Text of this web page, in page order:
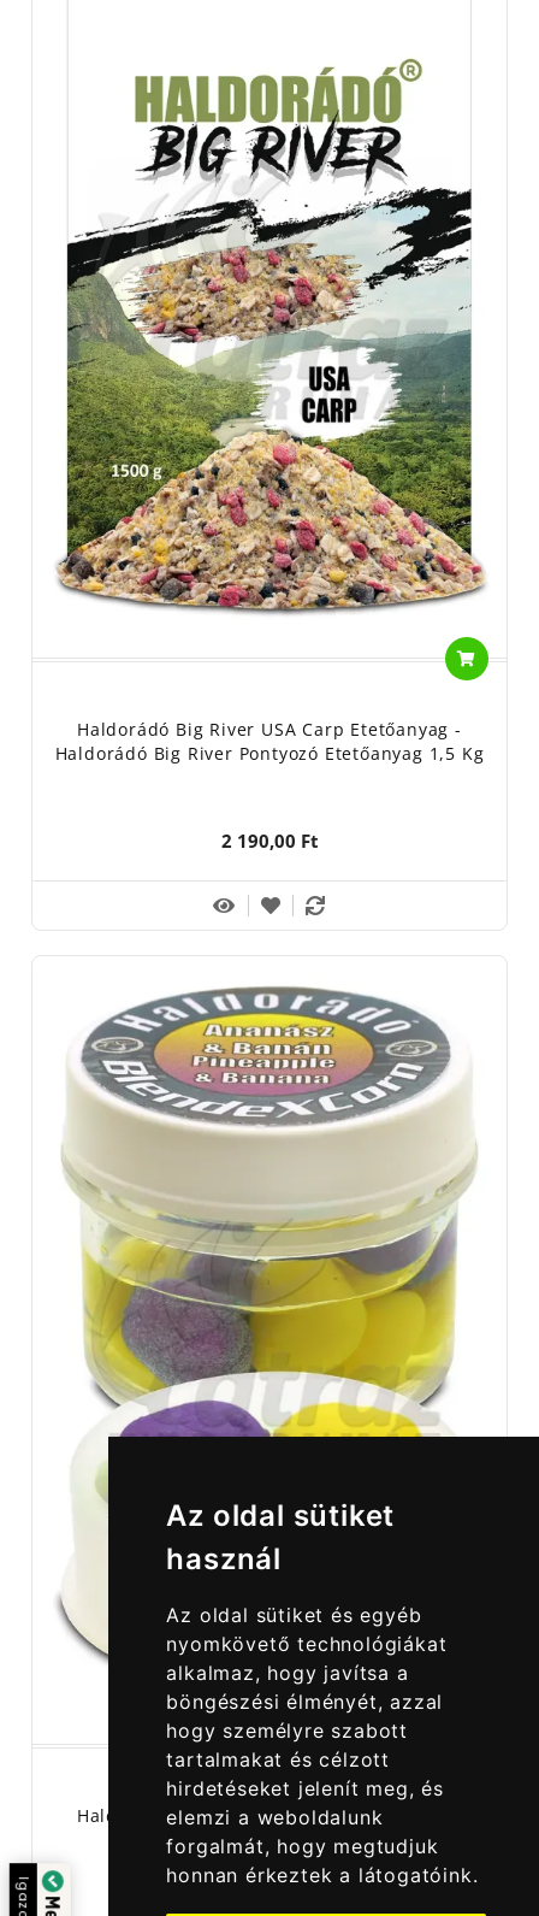
Az oldal sütiket
használ
Az oldal sütiket és egyéb
nyomkövető technológiákat
alkalmaz, hogy javítsa a
böngészési élményét, azzal
hogy személyre szabott
tartalmakat és célzott
hirdetéseket jelenít meg, és
elemzi a weboldalunk
forgalmát, hogy megtudjuk
honnan érkeztek a látogatóink.
Haldorádó Big River USA Carp Etetőanyag -
Haldorádó Big River Pontyozó Etetőanyag 1,5 Kg
2 190,00 Ft
Haldorádó BlendexCorn - Ananász + Banán